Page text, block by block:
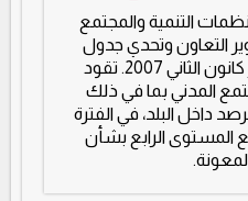
700 من منظمات التنمية والمجتمع
التعاون وتحدي جدول
فعالية المعونة منذ يناير كانون الثاني 2007. تقود
المدني بما في ذلك
داخل البلد، في الفترة
المستوى الرابع بشأن